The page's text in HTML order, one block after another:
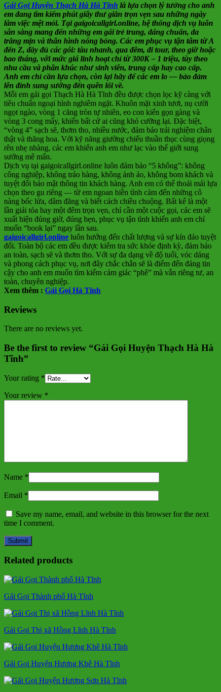
Gái Gọi Huyện Thạch Hà Hà Tĩnh là lựa chọn lý tưởng cho anh
em đang tìm kiếm phút giây thư giãn trọn vẹn sau những ngày
làm việc mệt mỏi. Tại gaigoicallgirl.online, hệ thống dịch vụ luôn
sẵn sàng mang đến những em gái trẻ trung, dáng chuẩn, da
trắng mịn và thân hình nóng bỏng. Các em phục vụ tận tâm từ A
đến Z, đầy đủ các gói: tàu nhanh, qua đêm, đi tour, theo giờ hoặc
bao tháng, với mức giá linh hoạt chỉ từ 300K – 1 triệu, tùy theo
nhu cầu và phân khúc như sinh viên, trung cấp hay cao cấp.
Anh em chỉ cần lựa chọn, còn lại hãy để các em lo — bảo đảm
lên đỉnh sung sướng đến quên lối về.
Mỗi em gái gọi Thạch Hà Hà Tĩnh đều được chọn lọc kỹ càng với
tiêu chuẩn ngoại hình nghiêm ngặt. Khuôn mặt xinh tươi, nụ cười
ngọt ngào, vòng 1 căng tròn tự nhiên, eo con kiến gọn gàng và
vòng 3 cong mẩy, khiến bất cứ ai cũng khó cưỡng lại. Đặc biệt,
“vòng 4” sạch sẽ, thơm tho, nhiều nước, đảm bảo trải nghiệm chân
thật và thăng hoa. Với kỹ năng giường chiếu thuần thục cùng giọng
rên nhẹ nhàng, các em khiến anh em như lạc vào thế giới sung
sướng mê mẩn.
Dịch vụ tại gaigoicallgirl.online luôn đảm bảo “5 không”: không
công nghiệp, không tráo hàng, không ảnh ảo, không bom khách và
tuyệt đối bảo mật thông tin khách hàng. Anh em có thể thoải mái lựa
chọn theo gu riêng — từ em ngoan hiền tình cảm đến những cô
nàng bốc lửa, dâm đãng và biết cách chiều chuộng. Bất kể là một
lần giải tỏa hay một đêm trọn vẹn, chỉ cần một cuộc gọi, các em sẽ
xuất hiện đúng giờ, đúng hẹn, phục vụ tận tình khiến anh em chỉ
muốn “book lại” ngay lần sau.
gaigoicallgirl.online luôn hướng đến chất lượng và sự kín đáo tuyệt
đối. Toàn bộ các em đều được kiểm tra sức khỏe định kỳ, đảm bảo
an toàn, sạch sẽ và thơm tho. Với sự đa dạng về độ tuổi, vóc dáng
và phong cách phục vụ, nơi đây chắc chắn sẽ là điểm đến đáng tin
cậy cho anh em muốn tìm kiếm cảm giác “phê” mà vẫn riêng tư, an
toàn, chuyên nghiệp.
Xem thêm : Gái Gọi Hà Tĩnh
Reviews
There are no reviews yet.
Be the first to review “Gái Gọi Huyện Thạch Hà Hà
Tĩnh”
Your rating *
Your review *
Name *
Email *
Save my name, email, and website in this browser for the next
time I comment.
Related products
Gái Gọi Thành phố Hà Tĩnh
Gái Gọi Thị xã Hồng Lĩnh Hà Tĩnh
Gái Gọi Huyện Hương Khê Hà Tĩnh